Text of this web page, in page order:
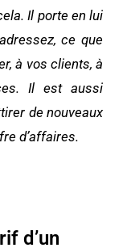
Il porte en lui
ce que
à vos clients, à
Il est aussi
de nouveaux
d’affaires.
d’un